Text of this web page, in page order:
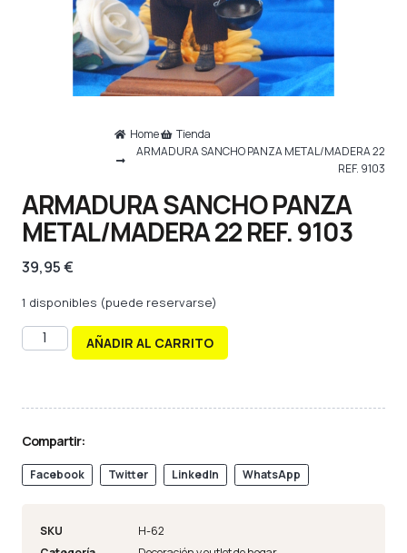
Home
Tienda
ARMADURA SANCHO PANZA METAL/MADERA 22
REF. 9103
ARMADURA SANCHO PANZA
METAL/MADERA 22 REF. 9103
39,95€
1 disponibles (puede reservarse)
AÑADIR AL CARRITO
Compartir:
Facebook Twitter LinkedIn WhatsApp
SKU
H-62